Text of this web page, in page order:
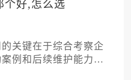
个好,怎么选
关键在于综合考察企
例和后续维护能力，